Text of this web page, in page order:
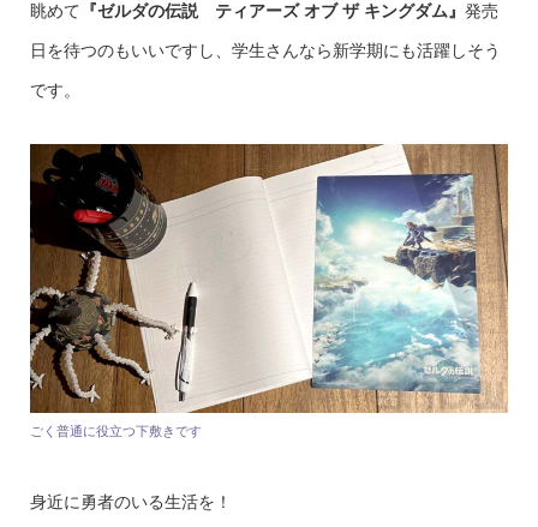
眺めて 『ゼルダの伝説 ティアーズ オブ ザ キングダム』 発売
日を待つのもいいですし、学生さんなら新学期にも活躍しそう
です。
ごく普通に役立つ下敷きです
身近に勇者のいる生活を！